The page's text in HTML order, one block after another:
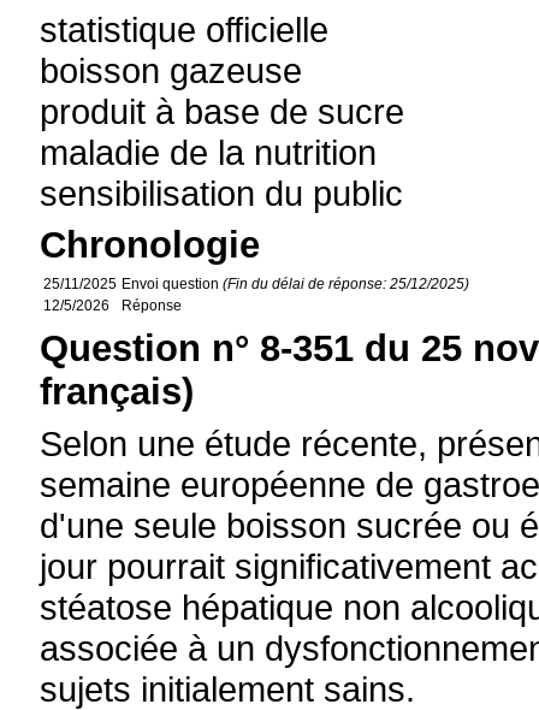
statistique officielle
boisson gazeuse
produit à base de sucre
maladie de la nutrition
sensibilisation du public
Chronologie
25/11/2025 Envoi question(Fin du délai de réponse: 25/12/2025)
12/5/2026
Réponse
Question n° 8-351 du 25
français)
Selon une étude récente,
semaine européenne de
d'une seule boisson sucrée ou
jour pourrait significativement
stéatose hépatique non
associée à un
sujets initialement sains.